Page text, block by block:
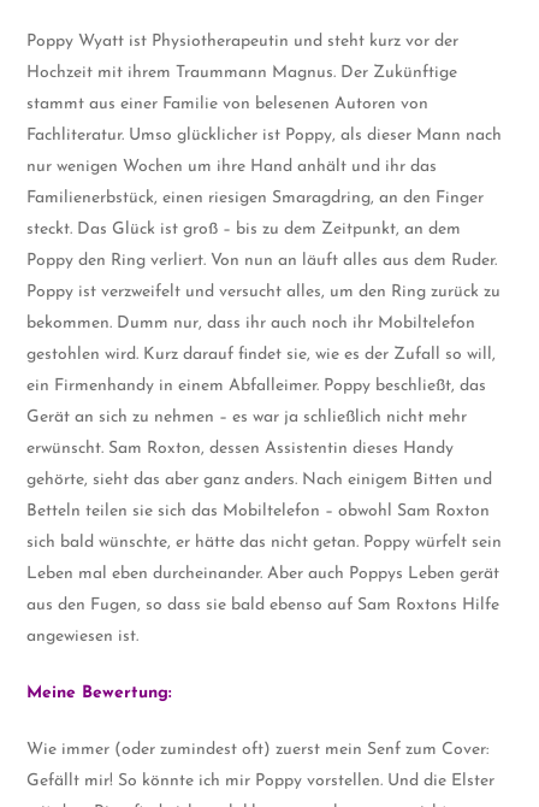
Poppy Wyatt ist Physiotherapeutin und steht kurz vor der
Hochzeit mit ihrem Traummann Magnus. Der Zukünftige
stammt aus einer Familie von belesenen Autoren von
Fachliteratur. Umso glücklicher ist Poppy, als dieser Mann nach
nur wenigen Wochen um ihre Hand anhält und ihr das
Familienerbstück, einen riesigen Smaragdring, an den Finger
steckt. Das Glück ist groß – bis zu dem Zeitpunkt, an dem
Poppy den Ring verliert. Von nun an läuft alles aus dem Ruder.
Poppy ist verzweifelt und versucht alles, um den Ring zurück zu
bekommen. Dumm nur, dass ihr auch noch ihr Mobiltelefon
gestohlen wird. Kurz darauf findet sie, wie es der Zufall so will,
ein Firmenhandy in einem Abfalleimer. Poppy beschließt, das
Gerät an sich zu nehmen – es war ja schließlich nicht mehr
erwünscht. Sam Roxton, dessen Assistentin dieses Handy
gehörte, sieht das aber ganz anders. Nach einigem Bitten und
Betteln teilen sie sich das Mobiltelefon – obwohl Sam Roxton
sich bald wünschte, er hätte das nicht getan. Poppy würfelt sein
Leben mal eben durcheinander. Aber auch Poppys Leben gerät
aus den Fugen, so dass sie bald ebenso auf Sam Roxtons Hilfe
angewiesen ist.
Meine Bewertung:
Wie immer (oder zumindest oft) zuerst mein Senf zum Cover:
Gefällt mir! So könnte ich mir Poppy vorstellen. Und die Elster